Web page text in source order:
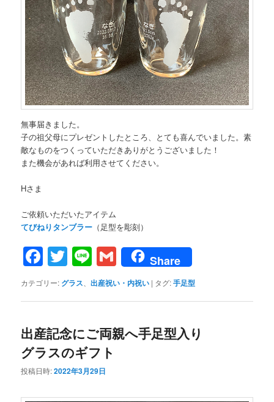
無事届きました。
子の祖父母にプレゼントしたところ、とても喜んでいました。素
敵なものをつくっていただきありがとうございました！
また機会があれば利用させてください。
Hさま
ご依頼いただいたアイテム
てびねりタンブラー （足型を彫刻）
Facebook
Twitter
LineGmail
Share
カテゴリー: グラス 、出産祝い・内祝い | タグ:手足型
出産記念にご両親へ手足型入り
グラスのギフト
投稿日時:2022年3月29日